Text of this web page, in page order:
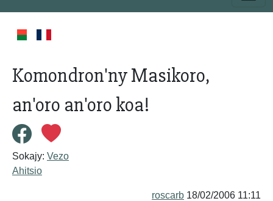
Komondron'ny Masikoro,
an'oro an'oro koa!
Sokajy: Vezo
Ahitsio
roscarb 18/02/2006 11:11